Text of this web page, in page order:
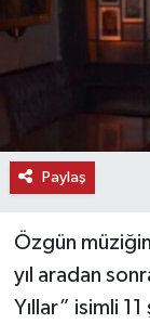
Paylaş
Özgün
yıl aradan
Yıllar” isimli
ÖZEL
TEKNOLOJİ
TİCARET
YAŞAM